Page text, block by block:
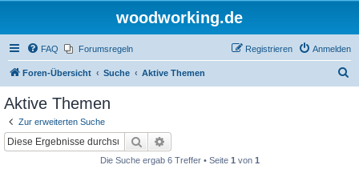
woodworking.de
FAQ Forumsregeln Anmelden
Registrieren
Foren-Übersicht Suche Aktive Themen
Aktive Themen
Zur erweiterten Suche
Suche
Die Suche ergab 6 Treffer • Seite 1 von 1